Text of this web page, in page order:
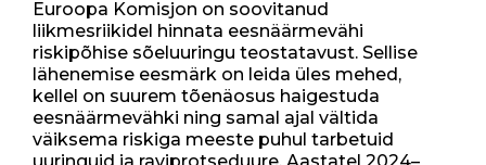
Euroopa Komisjon on soovitanud
liikmesriikidel hinnata eesnäärmevähi
riskipõhise sõeluuringu teostatavust. Sellise
lähenemise eesmärk on leida üles mehed,
kellel on suurem tõenäosus haigestuda
eesnäärmevähki ning samal ajal vältida
väiksema riskiga meeste puhul tarbetuid
uuringuid ja raviprotseduure. Aastatel 2024–